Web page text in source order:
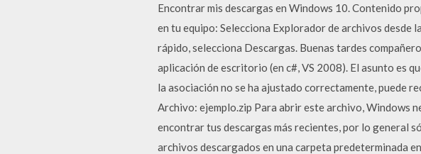
Encontrar mis descargas en Windows 10. Contenido
en tu equipo: Selecciona Explorador de archivos desde
rápido, selecciona Descargas. Buenas tardes
aplicación de escritorio (en c#, VS 2008). El asunto es
la asociación no se ha ajustado correctamente, puede
Archivo: ejemplo.zip Para abrir este archivo, Windows
encontrar tus descargas más recientes, por lo general
archivos descargados en una carpeta predeterminada